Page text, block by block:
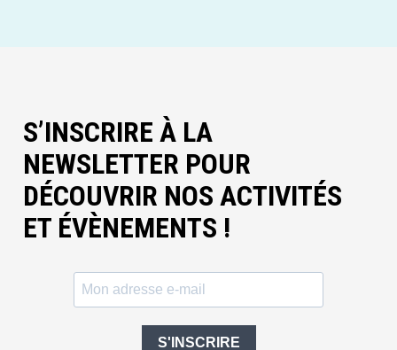
S’INSCRIRE À LA
NEWSLETTER POUR
DÉCOUVRIR NOS ACTIVITÉS
ET ÉVÈNEMENTS !
S'INSCRIRE